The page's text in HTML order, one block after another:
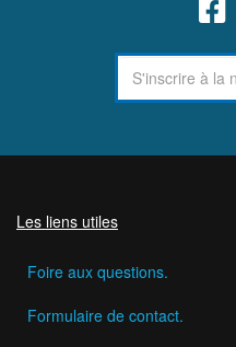
Les liens utiles
Foire aux questions.
Formulaire de contact.